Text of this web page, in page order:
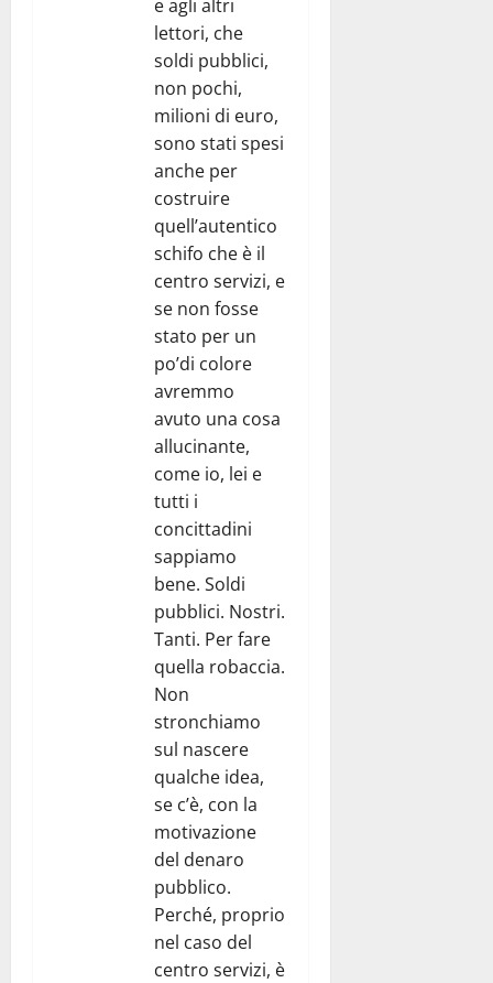
e agli altri
lettori, che
soldi pubblici,
non pochi,
milioni di euro,
sono stati spesi
anche per
costruire
quell’autentico
schifo che è il
centro servizi, e
se non fosse
stato per un
po’di colore
avremmo
avuto una cosa
allucinante,
come io, lei e
tutti i
concittadini
sappiamo
bene. Soldi
pubblici. Nostri.
Tanti. Per fare
quella robaccia.
Non
stronchiamo
sul nascere
qualche idea,
se c’è, con la
motivazione
del denaro
pubblico.
Perché, proprio
nel caso del
centro servizi, è